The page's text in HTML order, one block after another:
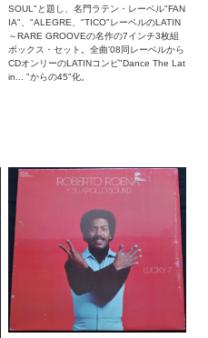
SOUL"と題し、名門ラテン・レーベル"FAN
IA"、"ALEGRE、"TICO"レーベルのLATIN
～RARE GROOVEの名作の7インチ3枚組
ボックス・セット。全曲'08同レーベルから
CDオンリーのLATINコンピ"Dance The Lat
in... "からの45"化。